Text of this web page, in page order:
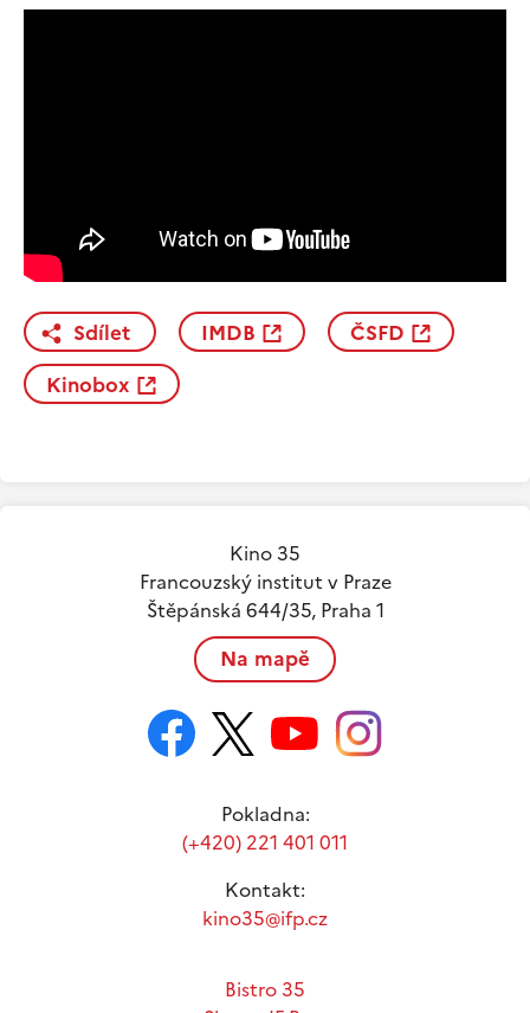
Sdílet IMDB
ČSFD
Kinobox
Kino 35
Francouzský institut v Praze
Štěpánská 644/35, Praha 1
Na mapě
Pokladna:
(+420) 221 401 011
Kontakt:
kino35@ifp.cz
Bistro 35